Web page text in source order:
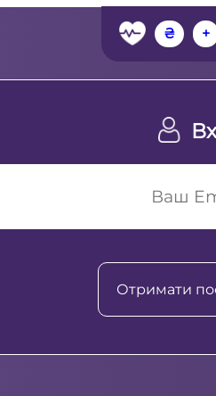
₴ +
Отримати